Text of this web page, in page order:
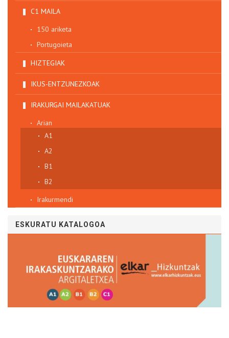
C1 MAILA
150 ariketa
Portugoieta
HIZTEGIAK
IKUS-ENTZUNEZKOAK
IRAKURGAI MAILAKATUAK
Arian
A1
A2
B1
B2
Irakurmendi
ESKURATU KATALOGOA